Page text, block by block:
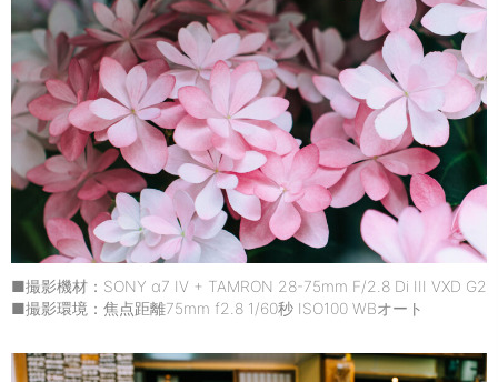
■撮影機材：SONY α7 IV + TAMRON 28-75mm F/2.8 Di III VXD G2
■撮影環境：焦点距離75mm f2.8 1/60秒 ISO100 WBオート